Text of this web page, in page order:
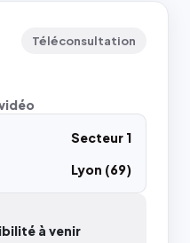
Téléconsultation
Secteur 1
Lyon (69)
à venir